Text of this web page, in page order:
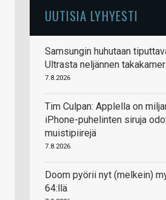
UUTISIA LYHYESTI
Samsungin huhutaan
Ultrasta neljännen
7.8.2026
Tim Culpan: Applella on
iPhone-puhelinten siruja
muistipiirejä
7.8.2026
Doom pyörii nyt (melkein)
64:llä